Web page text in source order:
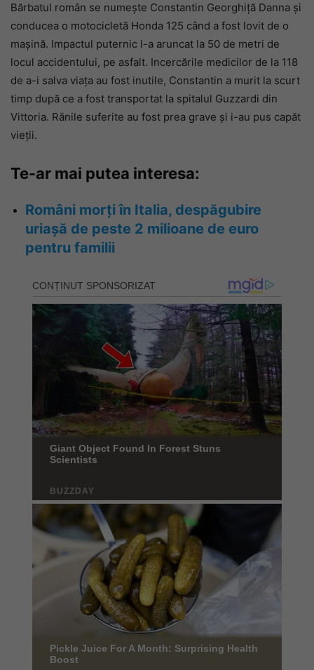
Bărbatul român se numește Constantin Georghiță Danna și
conducea o motocicletă Honda 125 când a fost lovit de o
mașină. Impactul puternic l-a aruncat la 50 de metri de
locul accidentului, pe asfalt. Incercările medicilor de la 118
de a-i salva viața au fost inutile, Constantin a murit la scurt
timp după ce a fost transportat la spitalul Guzzardi din
Vittoria. Rănile suferite au fost prea grave și i-au pus capăt
vieții.
Te-ar mai putea interesa:
Români morți în Italia, despăgubire
uriașă de peste 2 milioane de euro
pentru familii